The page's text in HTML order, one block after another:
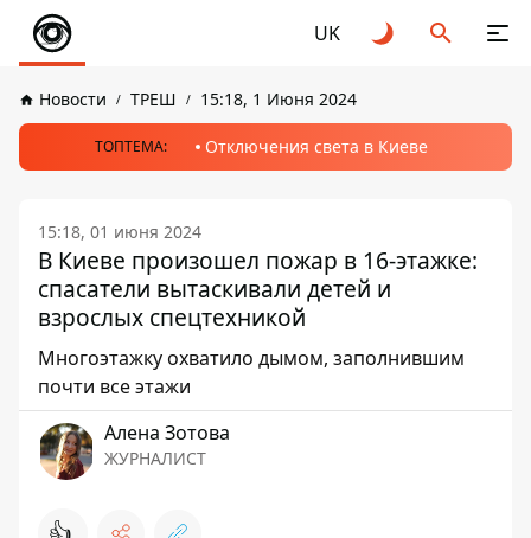
UK
Новости ТРЕШ 15:18, 1 Июня 2024
ТОПТЕМА: Отключения света в Киеве
15:18, 01 июня 2024
В Киеве произошел пожар в 16-этажке:
спасатели вытаскивали детей и
взрослых спецтехникой
Многоэтажку охватило дымом, заполнившим
почти все этажи
Алена Зотова
ЖУРНАЛИСТ